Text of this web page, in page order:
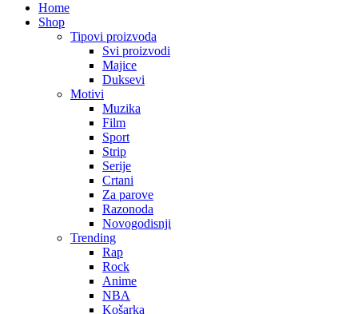
Home
Shop
Tipovi proizvoda
Svi proizvodi
Majice
Duksevi
Motivi
Muzika
Film
Sport
Strip
Serije
Crtani
Za parove
Razonoda
Novogodisnji
Trending
Rap
Rock
Anime
NBA
Košarka